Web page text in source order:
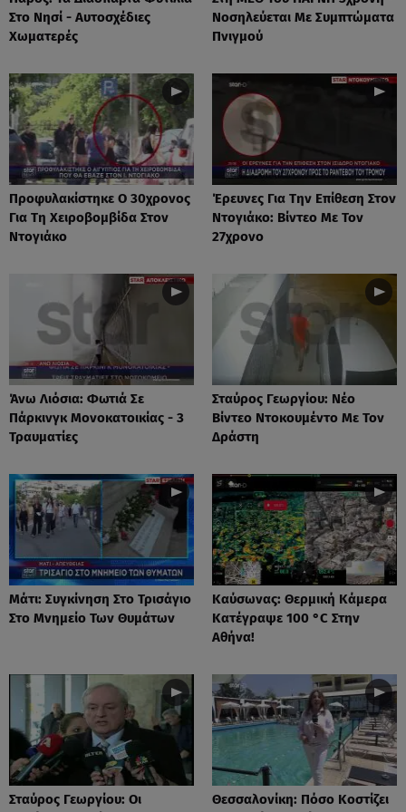
Στο Νησί - Αυτοσχέδιες
Χωματερές
Νοσηλεύεται Με Συμπτώματα
Πνιγμού
Προφυλακίστηκε Ο 30χρονος
Για Τη Χειροβομβίδα Στον
Ντογιάκο
Έρευνες Για Την Επίθεση Στον
Ντογιάκο: Βίντεο Με Τον
27χρονο
Άνω Λιόσια: Φωτιά Σε
Πάρκινγκ Μονοκατοικίας - 3
Τραυματίες
Σταύρος Γεωργίου: Νέο
Βίντεο Ντοκουμέντο Με Τον
Δράστη
Μάτι: Συγκίνηση Στο Τρισάγιο
Στο Μνημείο Των Θυμάτων
Καύσωνας: Θερμική Κάμερα
Κατέγραψε 100 °C Στην
Αθήνα!
Σταύρος Γεωργίου: Οι
Θεσσαλονίκη: Πόσο Κοστίζει